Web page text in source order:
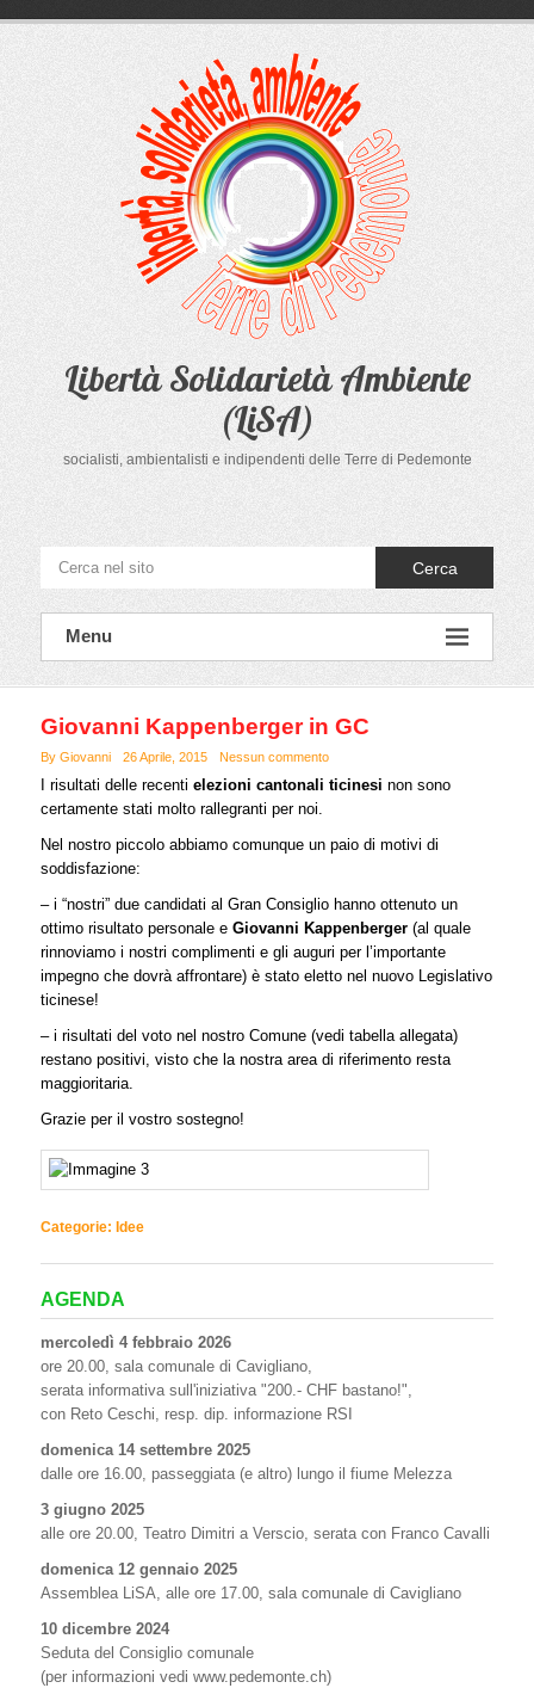
Libertà Solidarietà Ambiente
(LiSA)
socialisti, ambientalisti e indipendenti delle Terre di Pedemonte
Cerca
Menu
Giovanni Kappenberger in GC
By Giovanni 26 Aprile, 2015 Nessun commento
I risultati delle recenti elezioni cantonali ticinesi non sono
certamente stati molto rallegranti per noi.
Nel nostro piccolo abbiamo comunque un paio di motivi di
soddisfazione:
– i “nostri” due candidati al Gran Consiglio hanno ottenuto un
ottimo risultato personale e Giovanni Kappenberger (al quale
rinnoviamo i nostri complimenti e gli auguri per l’importante
impegno che dovrà affrontare) è stato eletto nel nuovo Legislativo
ticinese!
– i risultati del voto nel nostro Comune (vedi tabella allegata)
restano positivi, visto che la nostra area di riferimento resta
maggioritaria.
Grazie per il vostro sostegno!
Categorie: Idee
AGENDA
mercoledì 4 febbraio 2026
ore 20.00, sala comunale di Cavigliano,
serata informativa sull'iniziativa "200.- CHF bastano!",
con Reto Ceschi, resp. dip. informazione RSI
domenica 14 settembre 2025
dalle ore 16.00, passeggiata (e altro) lungo il fiume Melezza
3 giugno 2025
alle ore 20.00, Teatro Dimitri a Verscio, serata con Franco Cavalli
domenica 12 gennaio 2025
Assemblea LiSA, alle ore 17.00, sala comunale di Cavigliano
10 dicembre 2024
Seduta del Consiglio comunale
(per informazioni vedi www.pedemonte.ch)